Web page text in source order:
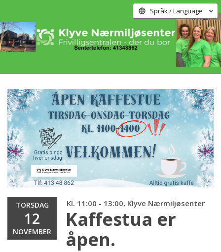
Språk / Language
TORSDAG
12
NOVEMBER
Kl. 11:00 - 13:00, Klyve Nærmiljøsenter
Kaffestua er
åpen.